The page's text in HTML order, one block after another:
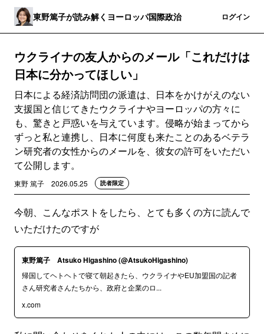
東野篤子が読み解くヨーロッパ国際政治 ログイン
ウクライナの友人からのメール「これだけは
日本に分かってほしい」
日本による経済訪問団の派遣は、日本をかけがえのない
支援国と信じてきたウクライナやヨーロッパの方々に
も、驚きと戸惑いを与えています。侵略が始まってから
ずっと私と連携し、日本に何度も来たことのあるベテラ
ン研究者の女性からのメールを、彼女の許可をいただい
て公開します。
東野 篤子 2026.05.25 読者限定
今朝、こんなポストをしたら、とても多くの方に読んで
いただけたのですが
東野篤子 Atsuko Higashino (@AtsukoHigashino)
帰国してヘトヘトで寝て朝起きたら、ウクライナやEU加盟国の記者
さん研究者さんたちから、政府と企業のロ...
x.com